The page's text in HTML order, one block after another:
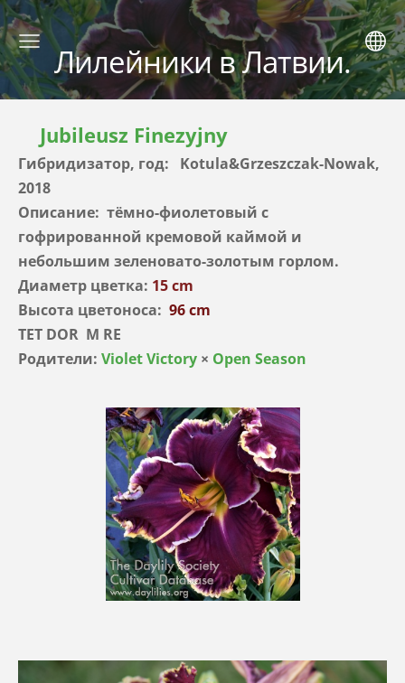
Лилейники в Латвии.
Jubileusz Finezyjny
Гибридизатор, год: Kotula&Grzeszczak-Nowak,
2018
Описание: тёмно-фиолетовый с
гофрированной кремовой каймой и
небольшим зеленовато-золотым горлом.
Диаметр цветка: 15 cm
Высота цветоноса: 96 cm
TET DOR M RE
Родители: Violet Victory × Open Season